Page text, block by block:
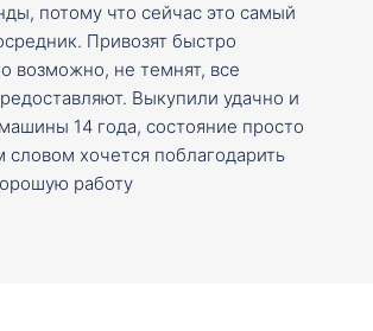
потому что сейчас это самый
Привозят быстро
возможно, не темнят, все
Выкупили удачно и
14 года, состояние просто
словом хочется поблагодарить
работу